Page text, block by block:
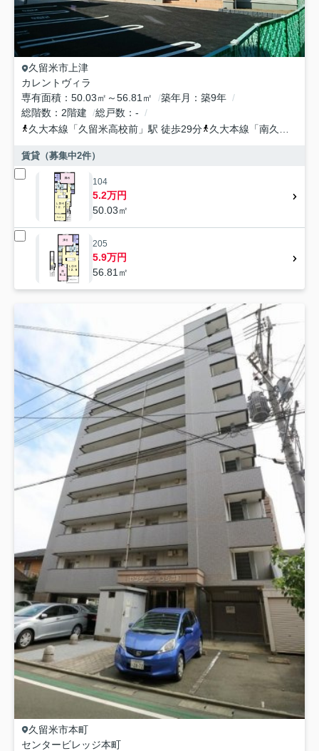
久留米市 上津
カレントヴィラ
専有面積
50.03㎡～56.81㎡ 築年月
築9年
総階数
2階建 総戸数
-
久大本線 「久留米高校前 」駅 徒歩29分 久大本線 「南久留米
賃貸（募集中2件）
104
5.2万円
50.03㎡
205
5.9万円
56.81㎡
久留米市本町
センタービレッジ本町